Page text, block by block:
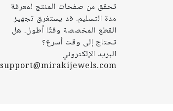
تحقق من صفحات المنتج لمعرفة
مدة التسليم. قد يستغرق تجهيز
القطع المخصصة وقتًا أطول. هل
تحتاج إلى وقت أسرع؟
البريد الإلكتروني
support@mirakijewels.com